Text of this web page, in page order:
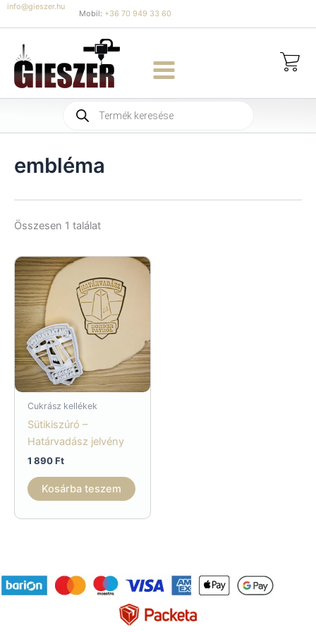
Skip
to
content
info@gieszer.hu
Mobil: +36 70 949 33 60
Products
search
embléma
Összesen 1 találat
Cukrász kellékek
Sütikiszúró –
Határvadász jelvény
1 890Ft
Kosárba teszem